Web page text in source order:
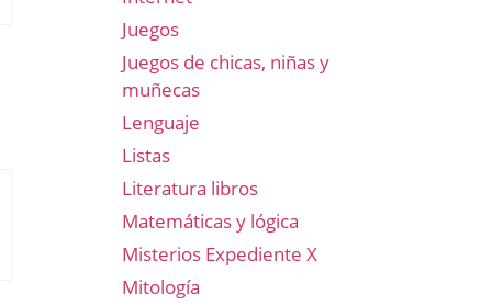
Juegos
Juegos de chicas, niñas y
muñecas
Lenguaje
Listas
Literatura libros
Matemáticas y lógica
Misterios Expediente X
Mitología